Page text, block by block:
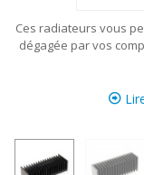
Ces radiateurs vous
dégagée par vos